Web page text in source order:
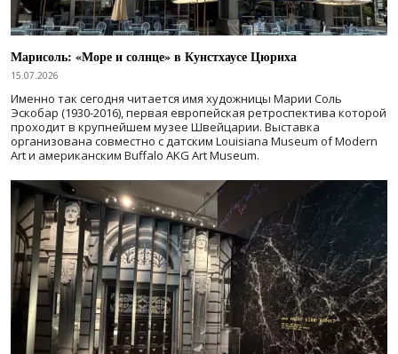
Марисоль: «Море и солнце» в Кунстхаусе Цюриха
15.07.2026
Именно так сегодня читается имя художницы Марии Соль
Эскобар (1930-2016), первая европейская ретроспектива которой
проходит в крупнейшем музее Швейцарии. Выставка
организована совместно с датским Louisiana Museum of Modern
Art и американским Buffalo AKG Art Museum.